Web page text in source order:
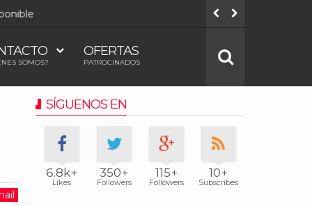
SOMOS?
OFERTAS
PATROCINADOS
SÍGUENOS EN
6.8k+
Likes
350+
Followers
115+
Followers
10+
Subscribes